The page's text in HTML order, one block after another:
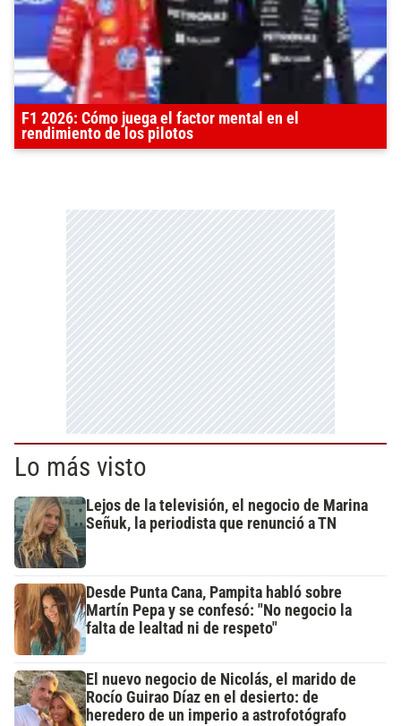
F1 2026: Cómo juega el factor mental en el
rendimiento de los pilotos
Lo más visto
Lejos de la televisión, el negocio de Marina
Señuk, la periodista que renunció a TN
Desde Punta Cana, Pampita habló sobre
Martín Pepa y se confesó: "No negocio la
falta de lealtad ni de respeto"
El nuevo negocio de Nicolás, el marido de
Rocío Guirao Díaz en el desierto: de
heredero de un imperio a astrofotógrafo